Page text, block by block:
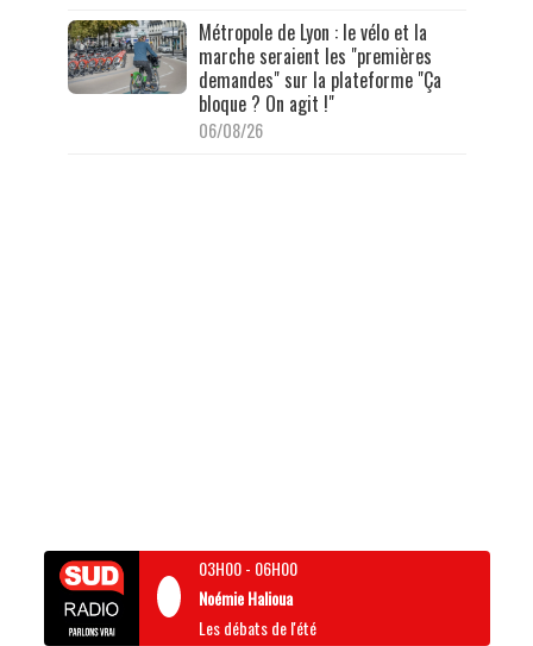
Métropole de Lyon : le vélo et la
marche seraient les "premières
demandes" sur la plateforme "Ça
bloque ? On agit !"
06/08/26
03H00- 06H00
Noémie Halioua
Les débats de l'été